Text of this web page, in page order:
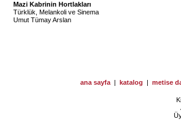
Mazi Kabrinin Hortlakları
Türklük, Melankoli ve Sinema
Umut Tümay Arslan
ana sayfa | katalog | metise